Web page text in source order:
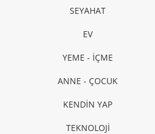
SEYAHAT
EV
YEME - İÇME
ANNE - ÇOCUK
KENDİN YAP
TEKNOLOJİ